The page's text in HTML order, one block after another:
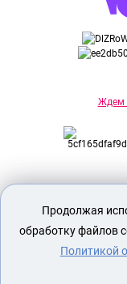
Ждем
Секс
Вся
Продолжая
обработку файлов
Политикой